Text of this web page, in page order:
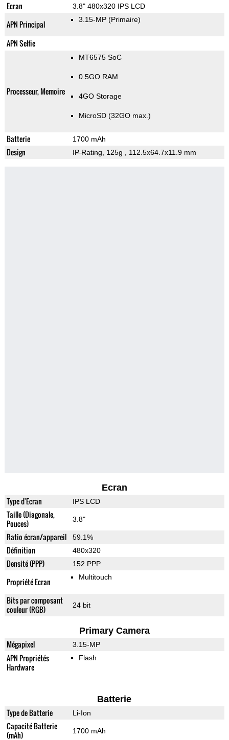
Ecran 3.8" 480x320 IPS LCD
APN Principal 3.15-MP (Primaire)
APN Selfie
Processeur, Memoire
MT6575 SoC
0.5GO RAM
4GO Storage
MicroSD (32GO max.)
Batterie 1700 mAh
Design IP Rating, 125g , 112.5x64.7x11.9 mm
Ecran
Type d'Ecran IPS LCD
Taille (Diagonale,
Pouces)
3.8"
Ratio écran/appareil 59.1%
Définition 480x320
Densité (PPP) 152 PPP
Propriété Ecran Multitouch
Bits par composant
couleur (RGB)
24 bit
Primary Camera
Mégapixel 3.15-MP
APN Propriétés
Hardware
Flash
Batterie
Type de Batterie Li-Ion
Capacité Batterie
(mAh)
1700 mAh